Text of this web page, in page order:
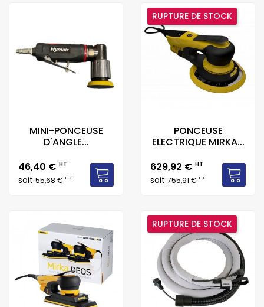
MINI-PONCEUSE
D'ANGLE...
Prix
46,40 € HT
soit 55,68 €TTC
PONCEUSE
ELECTRIQUE MIRKA...
Prix
629,92 € HT
soit 755,91 €TTC
RUPTURE DE STOCK
RUPTURE DE STOCK